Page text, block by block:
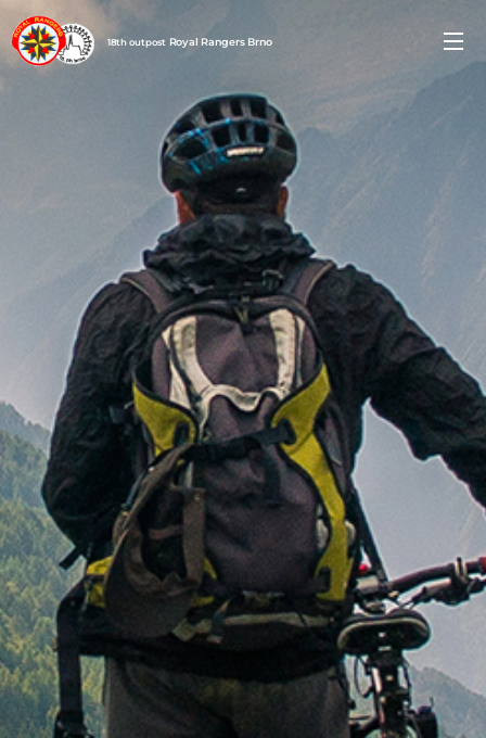
18th outpost Royal Rangers Brno